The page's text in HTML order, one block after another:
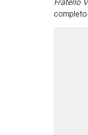
Fratello